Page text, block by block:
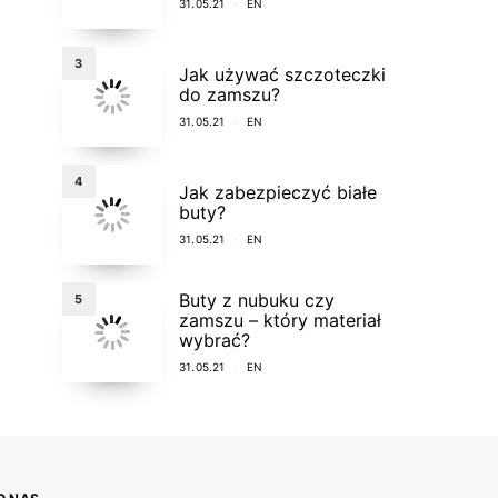
31.05.21 EN
3
Jak używać szczoteczki
do zamszu?
31.05.21 EN
4
Jak zabezpieczyć białe
buty?
31.05.21 EN
5
Buty z nubuku czy
zamszu – który materiał
wybrać?
31.05.21 EN